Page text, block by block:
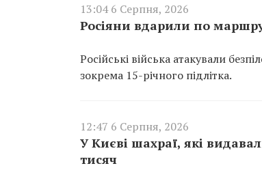
13:04 6 Серпня, 2026
Росіяни вдарили по
Російські війська атакували
зокрема 15-річного підлітка.
12:47 6 Серпня, 2026
У Києві шахраї, які
тисяч